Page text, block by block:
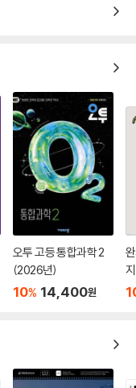
오투 고등 통합과학 2
(2026년)
10% 14,400원